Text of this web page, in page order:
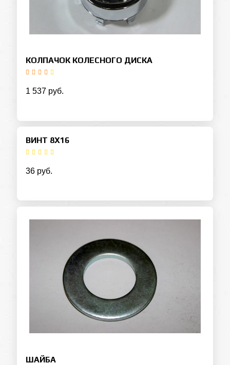
КОЛПАЧОК КОЛЕСНОГО ДИСКА
1 537 руб.
ВИНТ 8Х16
36 руб.
ШАЙБА